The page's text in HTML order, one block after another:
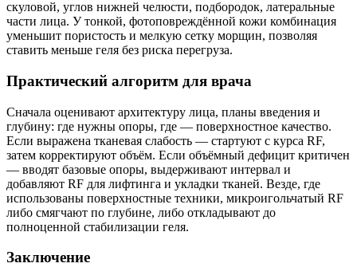
скуловой, углов нижней челюсти, подбородок, латеральные
части лица. У тонкой, фотоповреждённой кожи комбинация
уменьшит пористость и мелкую сетку морщин, позволяя
ставить меньше геля без риска перегруза.
Практический алгоритм для врача
Сначала оценивают архитектуру лица, планы введения и
глубину: где нужны опоры, где — поверхностное качество.
Если выражена тканевая слабость — стартуют с курса RF,
затем корректируют объём. Если объёмный дефицит критичен
— вводят базовые опоры, выдерживают интервал и
добавляют RF для лифтинга и укладки тканей. Везде, где
использованы поверхностные техники, микроигольчатый RF
либо смягчают по глубине, либо откладывают до
полноценной стабилизации геля.
Заключение